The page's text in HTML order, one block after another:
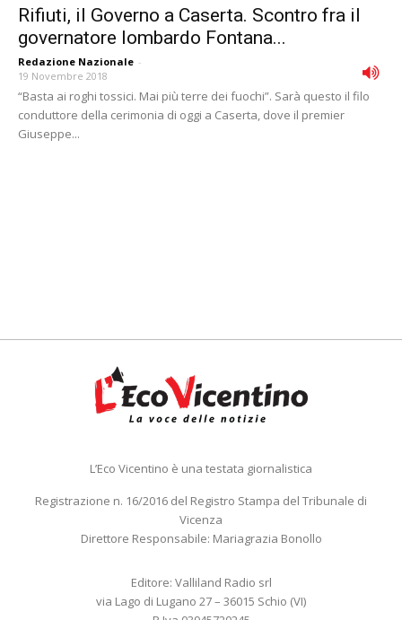
Rifiuti, il Governo a Caserta. Scontro fra il
governatore lombardo Fontana...
Redazione Nazionale -
19 Novembre 2018
“Basta ai roghi tossici. Mai più terre dei fuochi”. Sarà questo il filo
conduttore della cerimonia di oggi a Caserta, dove il premier
Giuseppe...
L’Eco Vicentino è una testata giornalistica
Registrazione n. 16/2016 del Registro Stampa del Tribunale di
Vicenza
Direttore Responsabile: Mariagrazia Bonollo
Editore: Valliland Radio srl
via Lago di Lugano 27 – 36015 Schio (VI)